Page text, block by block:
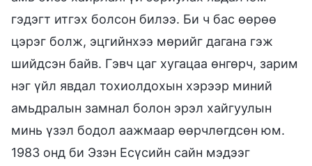
гэдэгт итгэх болсон билээ. Би ч бас өөрөө
цэрэг болж, эцгийнхээ мөрийг дагана гэж
шийдсэн байв. Гэвч цаг хугацаа өнгөрч, зарим
нэг үйл явдал тохиолдохын хэрээр миний
амьдралын замнал болон эрэл хайгуулын
минь үзэл бодол аажмаар өөрчлөгдсөн юм.
1983 онд би Эзэн Есүсийн сайн мэдээг